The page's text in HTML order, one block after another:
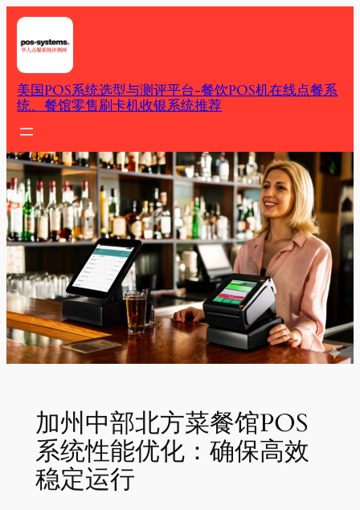
Skip
content
美国POS系统选型与测评平台-餐饮POS机在线点餐系
统、餐馆零售刷卡机收银系统推荐
加州中部北方菜餐馆POS
系统性能优化：确保高效
稳定运行